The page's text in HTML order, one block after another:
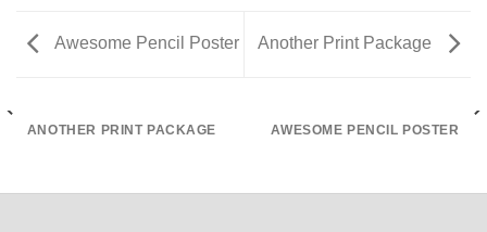
Awesome Pencil Poster Another Print Package
ANOTHER PRINT PACKAGE AWESOME PENCIL POSTER